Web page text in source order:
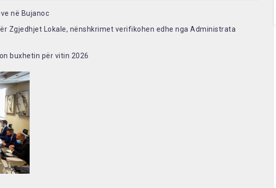
në Bujanoc
Zgjedhjet Lokale, nënshkrimet verifikohen edhe nga Administrata
buxhetin për vitin 2026